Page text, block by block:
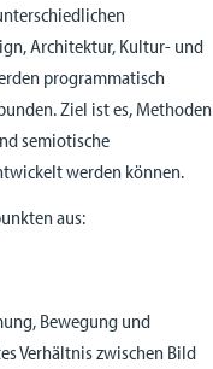
Architektur, Kultur- und
programmatisch
Ziel ist es, Methoden
semiotische
werden können.
aus:
Bewegung und
Verhältnis zwischen Bild